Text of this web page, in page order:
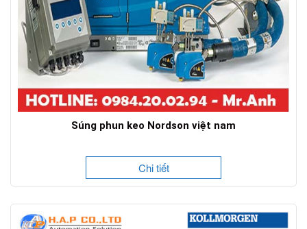
Súng phun keo Nordson việt nam
Chi tiết